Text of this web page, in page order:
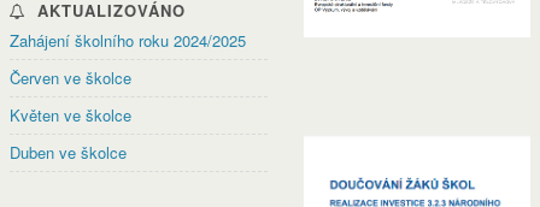
AKTUALIZOVÁNO
Zahájení školního roku 2024/2025
Červen ve školce
Květen ve školce
Duben ve školce